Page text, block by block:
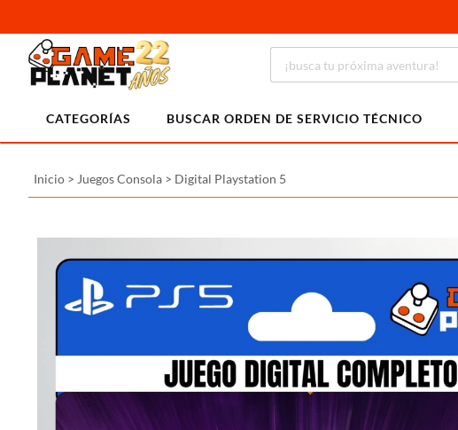
CATEGORÍAS BUSCAR ORDEN DE SERVICIO TÉCNICO
Inicio > Juegos Consola > Digital Playstation 5